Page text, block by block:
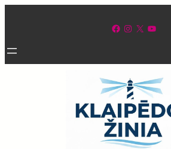
Facebook Instagram X YouTube